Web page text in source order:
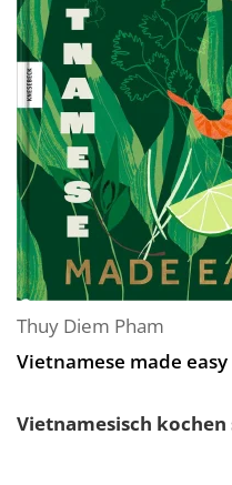
Thuy Diem Pham
Vietnamese made easy
Vietnamesisch kochen